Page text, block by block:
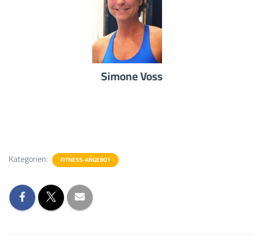
Simone Voss
Kategorien: FITNESS-ANGEBOT